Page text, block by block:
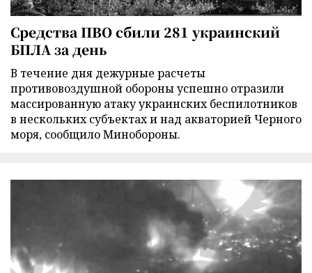
Средства ПВО сбили 281 украинский
БПЛА за день
В течение дня дежурные расчеты
противовоздушной обороны успешно отразили
массированную атаку украинских беспилотников
в нескольких субъектах и над акваторией Черного
моря, сообщило Минобороны.